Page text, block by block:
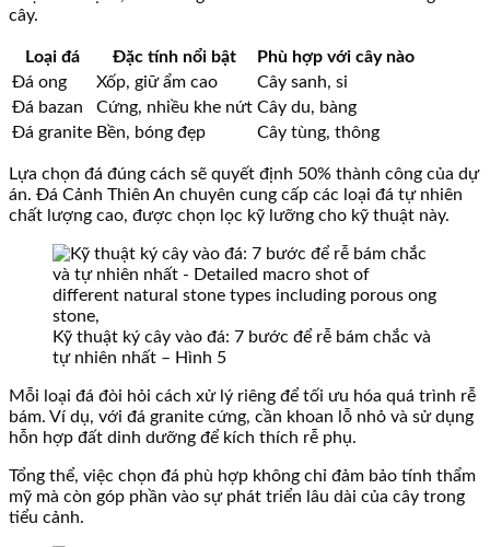
cây.
Loại đá Đặc tính nổi bật
Phù hợp với cây nào
Đá ong
Xốp, giữ ẩm cao
Cây sanh, si
Đá bazan
Cứng, nhiều khe nứt Cây du, bàng
Đá granite Bền, bóng đẹp Cây tùng, thông
Lựa chọn đá đúng cách sẽ quyết định 50% thành công của dự
án. Đá Cảnh Thiên An chuyên cung cấp các loại đá tự nhiên
chất lượng cao, được chọn lọc kỹ lưỡng cho kỹ thuật này.
Kỹ thuật ký cây vào đá: 7 bước để rễ bám chắc và
tự nhiên nhất – Hình 5
Mỗi loại đá đòi hỏi cách xử lý riêng để tối ưu hóa quá trình rễ
bám. Ví dụ, với đá granite cứng, cần khoan lỗ nhỏ và sử dụng
hỗn hợp đất dinh dưỡng để kích thích rễ phụ.
Tổng thể, việc chọn đá phù hợp không chỉ đảm bảo tính thẩm
mỹ mà còn góp phần vào sự phát triển lâu dài của cây trong
tiểu cảnh.